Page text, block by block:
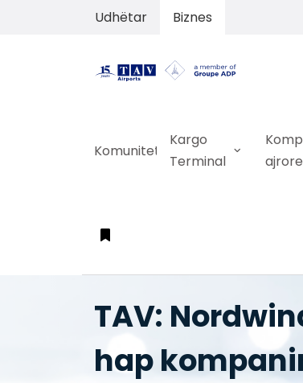
Udhëtar Biznes
Komuniteti
Kargo
Terminal
ajrore
TAV:
hap